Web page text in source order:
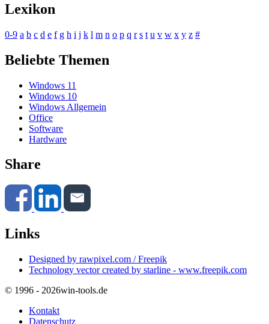
Lexikon
0-9 a b c d e f g h i j k l m n o p q r s t u v w x y z #
Beliebte Themen
Windows 11
Windows 10
Windows Allgemein
Office
Software
Hardware
Share
Links
Designed by rawpixel.com / Freepik
Technology vector created by starline - www.freepik.com
© 1996 - 2026win-tools.de
Kontakt
Datenschutz